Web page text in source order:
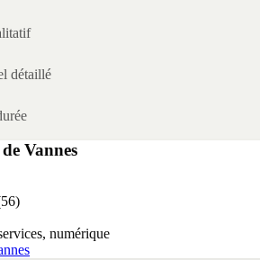
détaillé
Vannes
56)
numérique